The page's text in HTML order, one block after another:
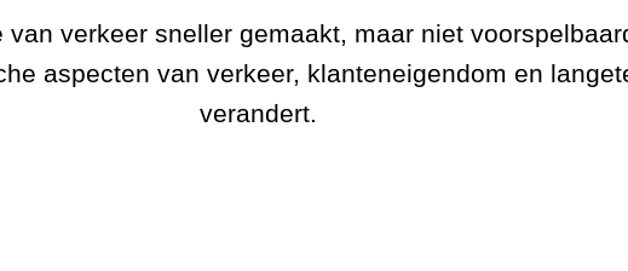
verkeer sneller gemaakt, maar niet
aspecten van verkeer, klanteneigendom en
verandert.